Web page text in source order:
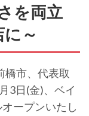
を両立
～
市、代表取
3日(金)、ベイ
ープンいたし